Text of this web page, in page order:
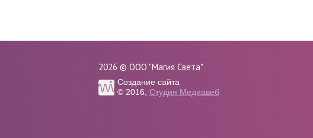
2026 © ООО "Магия Света"
Создание сайта
© 2016, Студия Медиавеб